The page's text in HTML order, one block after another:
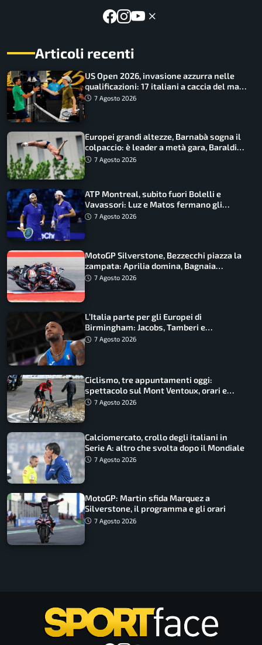
Articoli recenti
US Open 2026, invasione azzurra nelle
qualificazioni: 17 italiani a caccia del main
draw7 Agosto 2026
Europei grandi altezze, Barnabà sogna il
colpaccio: è leader a metà gara, Baraldi
ancora in corsa
7 Agosto 2026
ATP Montreal, subito fuori Bolelli e
Vavassori: Luz e Matos fermano gli
azzurri
7 Agosto 2026
MotoGP Silverstone, Bezzecchi piazza la
zampata: Aprilia domina, Bagnaia
costretto al Q1
7 Agosto 2026
L’Italia parte per gli Europei di
Birmingham: Jacobs, Tamberi e
Battocletti guidano una spedizione
7 Agosto 2026
Ciclismo, tre appuntamenti oggi:
spettacolo sul Mont Ventoux, orari e
come vederli
7 Agosto 2026
Calciomercato, crollo degli italiani in
Serie A: altro che svolta dopo il Mondiale
7 Agosto 2026
MotoGP: Martin sfida Marquez a
Silverstone, il programma e gli orari
7 Agosto 2026